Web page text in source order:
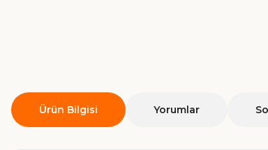
Ürün Bilgisi Yorumlar